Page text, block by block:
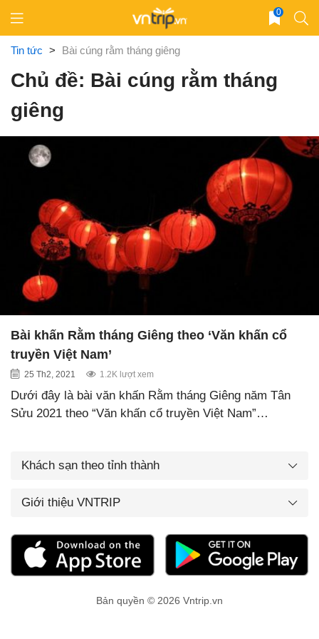
content
0
Tin tức > Bài cúng rằm tháng giêng
Chủ đề: Bài cúng rằm tháng
giêng
Bài khấn Rằm tháng Giêng theo ‘Văn khấn cổ
truyền Việt Nam’
25 Th2, 2021 1.2K lượt xem
Dưới đây là bài văn khấn Rằm tháng Giêng năm Tân
Sửu 2021 theo “Văn khấn cổ truyền Việt Nam”…
Khách sạn theo tỉnh thành
Giới thiệu VNTRIP
Bản quyền © 2026 Vntrip.vn